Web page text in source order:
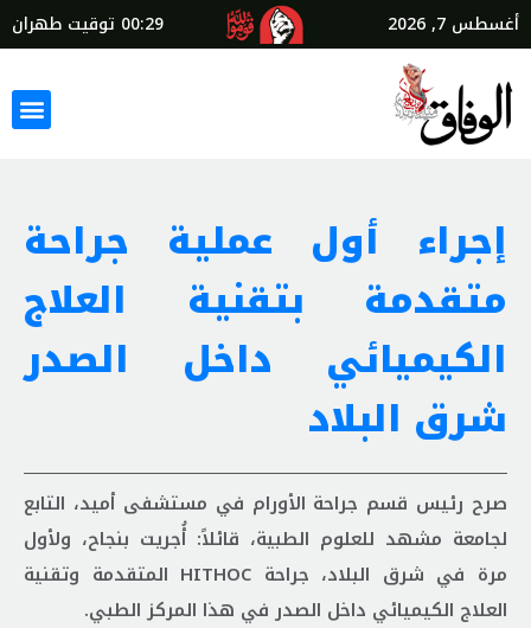
أغسطس 7, 2026 00:29 توقيت طهران
إجراء أول عملية جراحة
متقدمة بتقنية العلاج
الكيميائي داخل الصدر
شرق البلاد
صرح رئيس قسم جراحة الأورام في مستشفى أميد، التابع
لجامعة مشهد للعلوم الطبية، قائلاً: أُجريت بنجاح، ولأول
مرة في شرق البلاد، جراحة HITHOC المتقدمة وتقنية
العلاج الكيميائي داخل الصدر في هذا المركز الطبي.